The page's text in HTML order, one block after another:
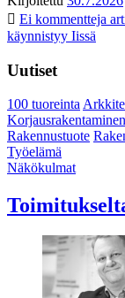
Ei kommentteja
käynnistyy Iissä
Uutiset
100 tuoreinta
Korjausrakentaminen
Rakennustuote
Työelämä
Näkökulmat